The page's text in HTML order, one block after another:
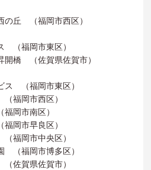
の丘 （福岡市西区）
（福岡市東区）
開橋 （佐賀県佐賀市）
ス （福岡市東区）
福岡市西区）
岡市南区）
岡市早良区）
福岡市中央区）
（福岡市博多区）
佐賀県佐賀市）